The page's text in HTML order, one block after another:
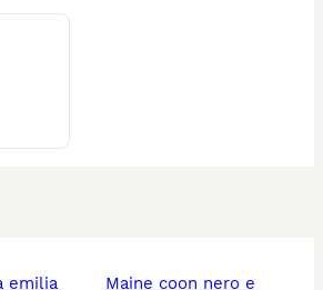
maine coon nero e